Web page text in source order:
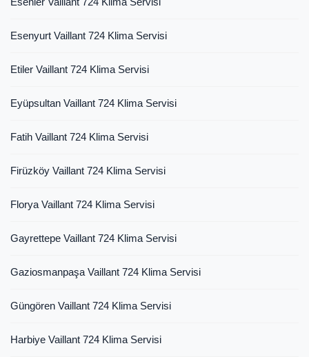
Esenyurt Vaillant 724 Klima Servisi
Etiler Vaillant 724 Klima Servisi
Eyüpsultan Vaillant 724 Klima Servisi
Fatih Vaillant 724 Klima Servisi
Firüzköy Vaillant 724 Klima Servisi
Florya Vaillant 724 Klima Servisi
Gayrettepe Vaillant 724 Klima Servisi
Gaziosmanpaşa Vaillant 724 Klima Servisi
Güngören Vaillant 724 Klima Servisi
Harbiye Vaillant 724 Klima Servisi